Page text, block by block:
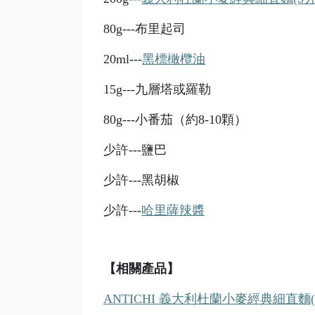
80g---布里起司
20ml---黑標橄欖油
15g---九層塔或羅勒
80g---小番茄（約8-10顆）
少許---鹽巴
少許---黑胡椒
少許---哈里薩辣醬
【相關產品】
ANTICHI 義大利杜蘭小麥經典細直麵